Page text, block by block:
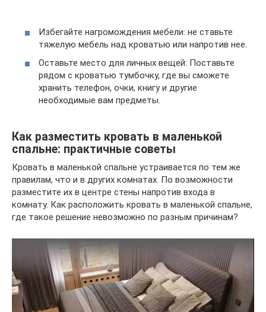
Избегайте нагромождения мебели: не ставьте
тяжелую мебель над кроватью или напротив нее.
Оставьте место для личных вещей: Поставьте
рядом с кроватью тумбочку, где вы сможете
хранить телефон, очки, книгу и другие
необходимые вам предметы.
Как разместить кровать в маленькой
спальне: практичные советы
Кровать в маленькой спальне устраивается по тем же
правилам, что и в других комнатах. По возможности
разместите их в центре стены напротив входа в
комнату. Как расположить кровать в маленькой спальне,
где такое решение невозможно по разным причинам?